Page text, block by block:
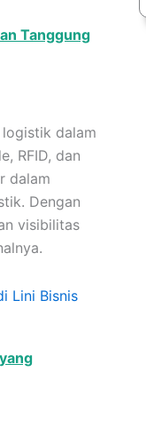
Tanggung
dalam
RFID, dan
dalam
Dengan
visibilitas
Lini Bisnis